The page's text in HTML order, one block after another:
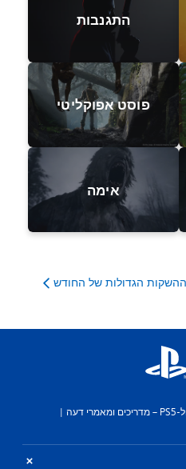
התגנבות
פוסט אפוקליטי
אימה
הגדולות של החודש
משחקי הגאצ'ה הטובים ביותר ל-PS4 ול-PS5 – מדריכים ומאמרי דעה |